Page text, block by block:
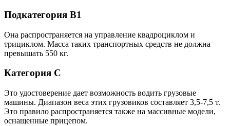
Подкатегория B1
Она распространяется на управление квадроциклом и
трициклом. Масса таких транспортных средств не должна
превышать 550 кг.
Категория C
Это удостоверение дает возможность водить грузовые
машины. Диапазон веса этих грузовиков составляет 3,5-7,5 т.
Это правило распространяется также на массивные модели,
оснащенные прицепом.